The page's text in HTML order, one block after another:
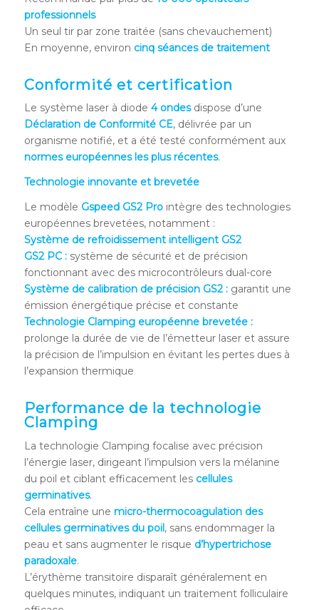
professionnels
Un seul tir par zone traitée (sans chevauchement)
En moyenne, environ cinq séances de traitement
Conformité et certification
Le système laser à diode 4 ondesdispose d’une
Déclaration de Conformité CE, délivrée par un
organisme notifié, et a été testé conformément aux
normes européennes les plus récentes.
Technologie innovante et brevetée
Le modèle Gspeed GS2 Prointègre des technologies
européennes brevetées, notamment :
Système de refroidissement intelligent GS2
GS2 PC :système de sécurité et de précision
fonctionnant avec des microcontrôleurs dual-core
Système de calibration de précision GS2 :garantit une
émission énergétique précise et constante
Technologie Clamping européenne brevetée :
prolonge la durée de vie de l’émetteur laser et assure
la précision de l’impulsion en évitant les pertes dues à
l’expansion thermique
Performance de la technologie
Clamping
La technologie Clamping focalise avec précision
l’énergie laser, dirigeant l’impulsion vers la mélanine
du poil et ciblant efficacement les cellules
germinatives.
Cela entraîne une micro-thermocoagulation des
cellules germinatives du poil, sans endommager la
peau et sans augmenter le risque d’hypertrichose
paradoxale.
L’érythème transitoire disparaît généralement en
quelques minutes, indiquant un traitement folliculaire